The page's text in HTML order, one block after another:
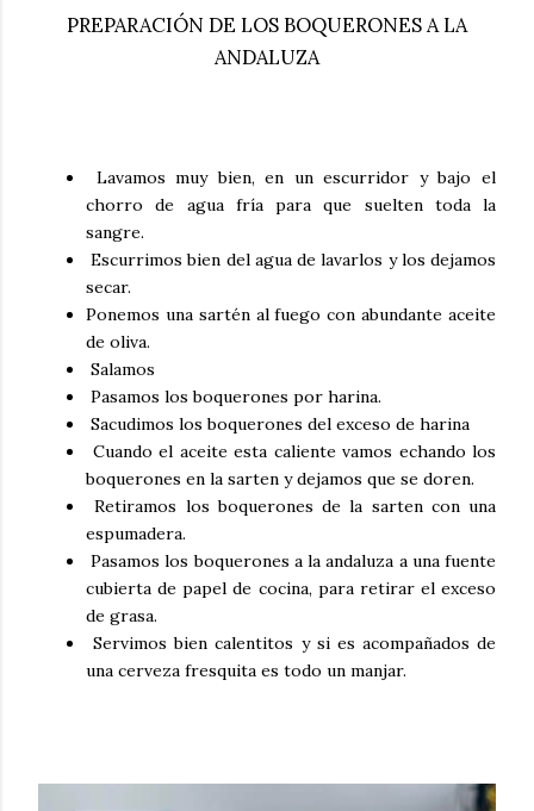
PREPARACIÓN DE LOS BOQUERONES A LA
ANDALUZA
Lavamos muy bien, en un escurridor y bajo el
chorro de agua fría para que suelten toda la
sangre.
Escurrimos bien del agua de lavarlos y los dejamos
secar.
Ponemos una sartén al fuego con abundante aceite
de oliva.
Salamos
Pasamos los boquerones por harina.
Sacudimos los boquerones del exceso de harina
Cuando el aceite esta caliente vamos echando los
boquerones en la sarten y dejamos que se doren.
Retiramos los boquerones de la sarten con una
espumadera.
Pasamos los boquerones a la andaluza a una fuente
cubierta de papel de cocina, para retirar el exceso
de grasa.
Servimos bien calentitos y si es acompañados de
una cerveza fresquita es todo un manjar.